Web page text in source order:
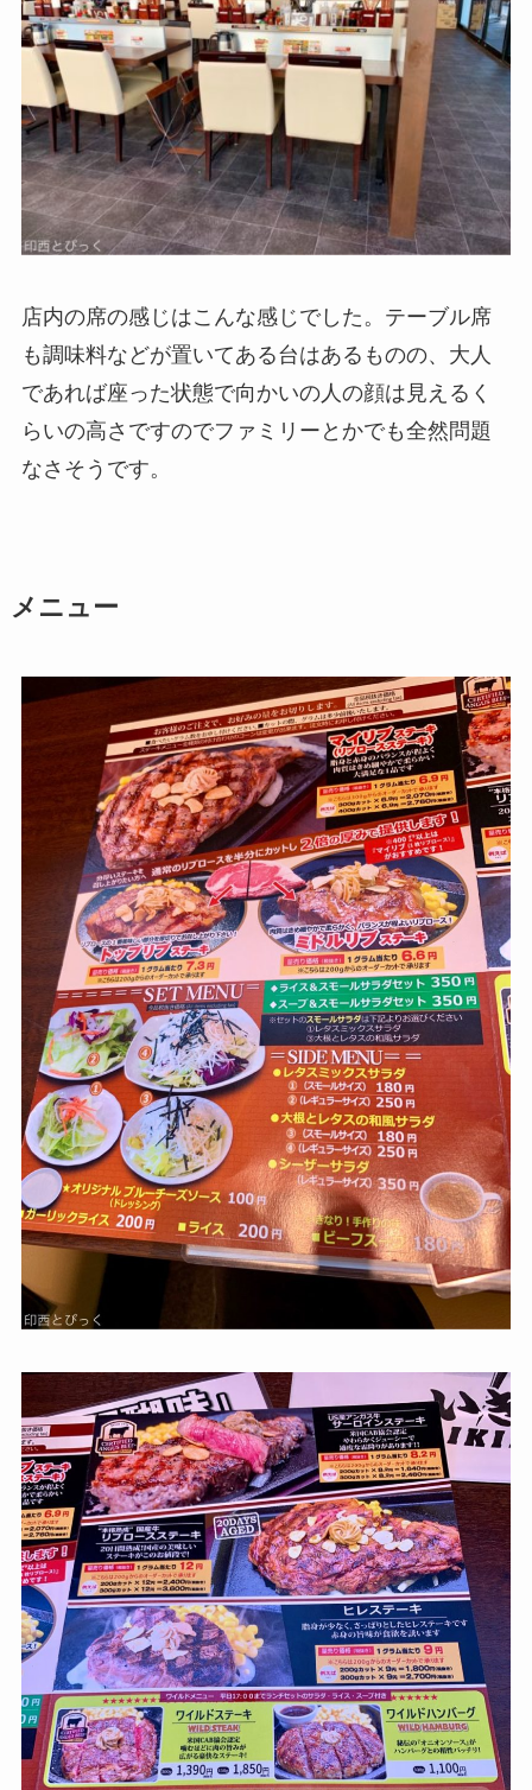
店内の席の感じはこんな感じでした。テーブル席
も調味料などが置いてある台はあるものの、大人
であれば座った状態で向かいの人の顔は見えるく
らいの高さですのでファミリーとかでも全然問題
なさそうです。
メニュー